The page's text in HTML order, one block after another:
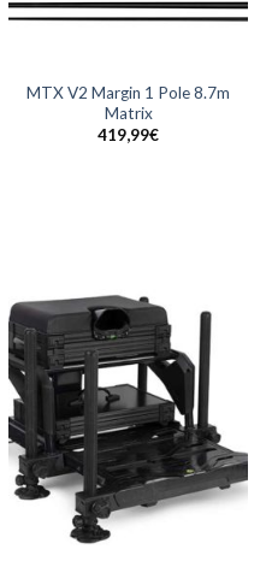
MTX V2 Margin 1 Pole 8.7m
Matrix
419,99€